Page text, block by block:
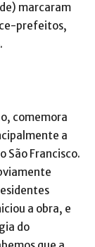
marcaram
prefeitos,
comemora
a
São Francisco.
a obra, e
do